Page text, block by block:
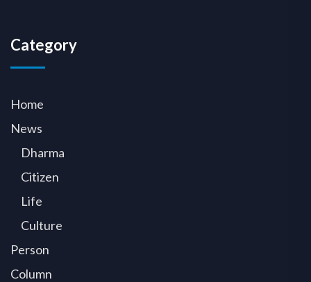
Category
Home
News
Dharma
Citizen
Life
Culture
Person
Column